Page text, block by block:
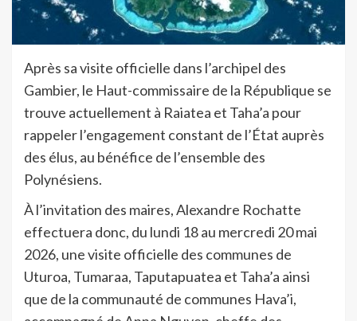
Après sa visite officielle dans l’archipel des
Gambier, le Haut-commissaire de la République se
trouve actuellement à Raiatea et Taha’a pour
rappeler l’engagement constant de l’État auprès
des élus, au bénéfice de l’ensemble des
Polynésiens.
À l’invitation des maires, Alexandre Rochatte
effectuera donc, du lundi 18 au mercredi 20 mai
2026, une visite officielle des communes de
Uturoa, Tumaraa, Taputapuatea et Taha’a ainsi
que de la communauté de communes Hava’i,